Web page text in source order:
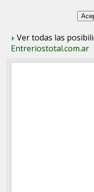
Ver todas las
Entreriostotal.com.ar